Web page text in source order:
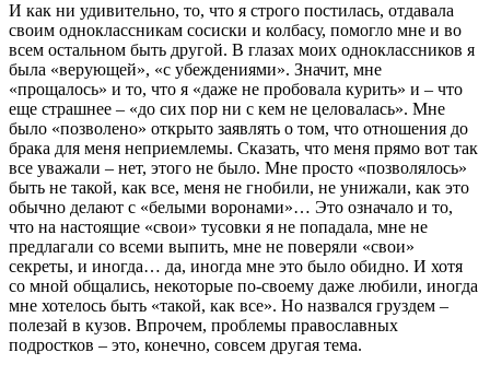
И как ни удивительно, то, что я строго постилась, отдавала
своим одноклассникам сосиски и колбасу, помогло мне и во
всем остальном быть другой. В глазах моих одноклассников я
была «верующей», «с убеждениями». Значит, мне
«прощалось» и то, что я «даже не пробовала курить» и – что
еще страшнее – «до сих пор ни с кем не целовалась». Мне
было «позволено» открыто заявлять о том, что отношения до
брака для меня неприемлемы. Сказать, что меня прямо вот так
все уважали – нет, этого не было. Мне просто «позволялось»
быть не такой, как все, меня не гнобили, не унижали, как это
обычно делают с «белыми воронами»… Это означало и то,
что на настоящие «свои» тусовки я не попадала, мне не
предлагали со всеми выпить, мне не поверяли «свои»
секреты, и иногда… да, иногда мне это было обидно. И хотя
со мной общались, некоторые по-своему даже любили, иногда
мне хотелось быть «такой, как все». Но назвался груздем –
полезай в кузов. Впрочем, проблемы православных
подростков – это, конечно, совсем другая тема.